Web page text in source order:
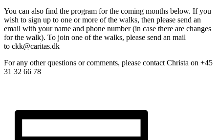
You can also find the program for the coming months below. If you
wish to sign up to one or more of the walks, then please send an
email with your name and phone number (in case there are changes
for the walk). To join one of the walks, please send an mail
to ckk@caritas.dk
For any other questions or comments, please contact Christa on +45
31 32 66 78